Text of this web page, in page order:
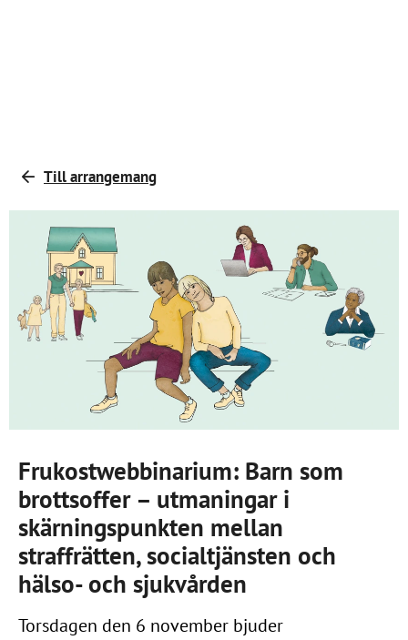
Till arrangemang
Frukostwebbinarium: Barn som
brottsoffer – utmaningar i
skärningspunkten mellan
straffrätten, socialtjänsten och
hälso- och sjukvården
Torsdagen den 6 november bjuder